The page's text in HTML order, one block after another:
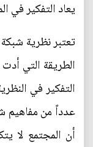
يعاد التفكير في
تعتبر نظرية
الطريقة التي أدت
التفكير في
عدداً من مفاهيم
أن المجتمع لا